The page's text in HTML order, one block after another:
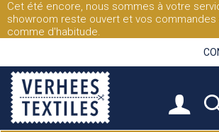
Cet été encore, nous sommes à votre
showroom reste ouvert et vos
comme d'habitude.